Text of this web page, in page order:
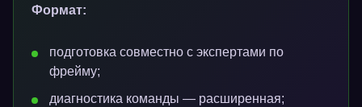
Формат:
подготовка совместно с экспертами по
фрейму;
диагностика команды — расширенная;